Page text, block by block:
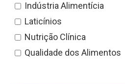
Indústria Alimentícia
Laticínios
Nutrição Clínica
Qualidade dos Alimentos